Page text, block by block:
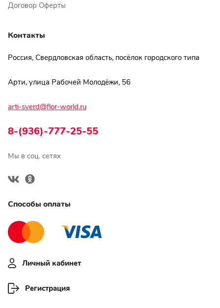
Договор Оферты
Контакты
Россия, Свердловская область, посёлок городского типа
Арти, улица Рабочей Молодёжи, 56
arti-sverd@flor-world.ru
8-(936)-777-25-55
Мы в соц. сетях
Способы оплаты
Личный кабинет
Регистрация